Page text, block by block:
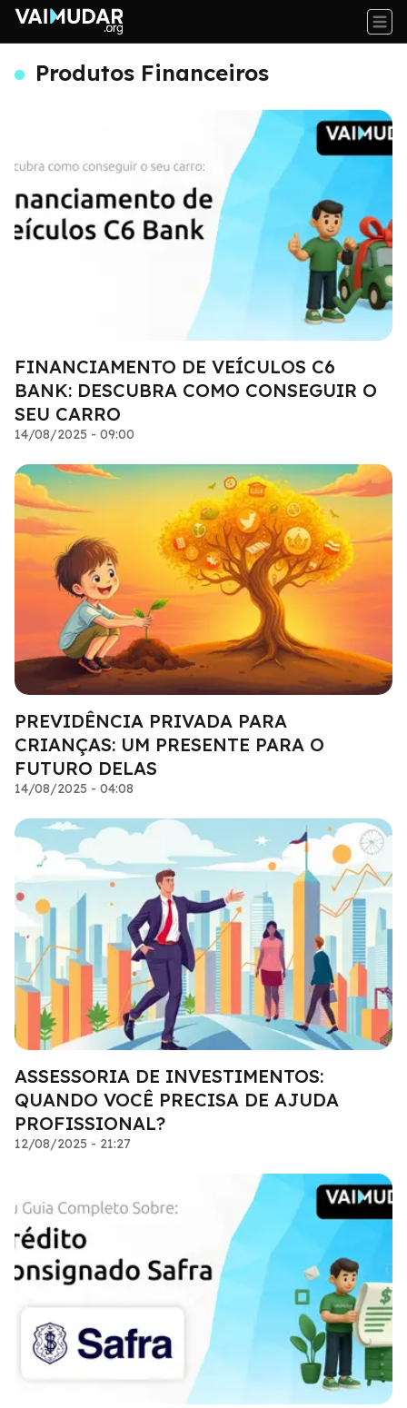
Produtos Financeiros
FINANCIAMENTO DE VEÍCULOS C6
BANK: DESCUBRA COMO CONSEGUIR O
SEU CARRO
14/08/2025 - 09:00
PREVIDÊNCIA PRIVADA PARA
CRIANÇAS: UM PRESENTE PARA O
FUTURO DELAS
14/08/2025 - 04:08
ASSESSORIA DE INVESTIMENTOS:
QUANDO VOCÊ PRECISA DE AJUDA
PROFISSIONAL?
12/08/2025 - 21:27